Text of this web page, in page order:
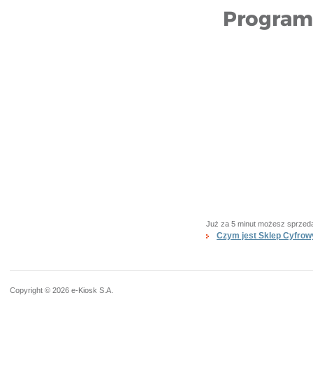
w
Już za 5 minut możesz
Czym jest Sklep
Copyright © 2026 e-Kiosk S.A.